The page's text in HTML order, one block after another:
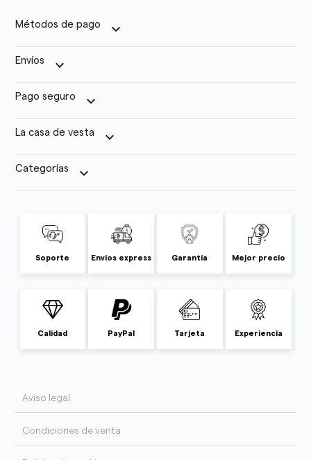
Métodos de pago keyboard_arrow_down
Envíos keyboard_arrow_down
Pago seguro keyboard_arrow_down
La casa de vesta keyboard_arrow_down
Categorías keyboard_arrow_down
Soporte Envíos express Garantía Mejor precio
Calidad PayPal Tarjeta Experiencia
Aviso legal
Condiciones de venta